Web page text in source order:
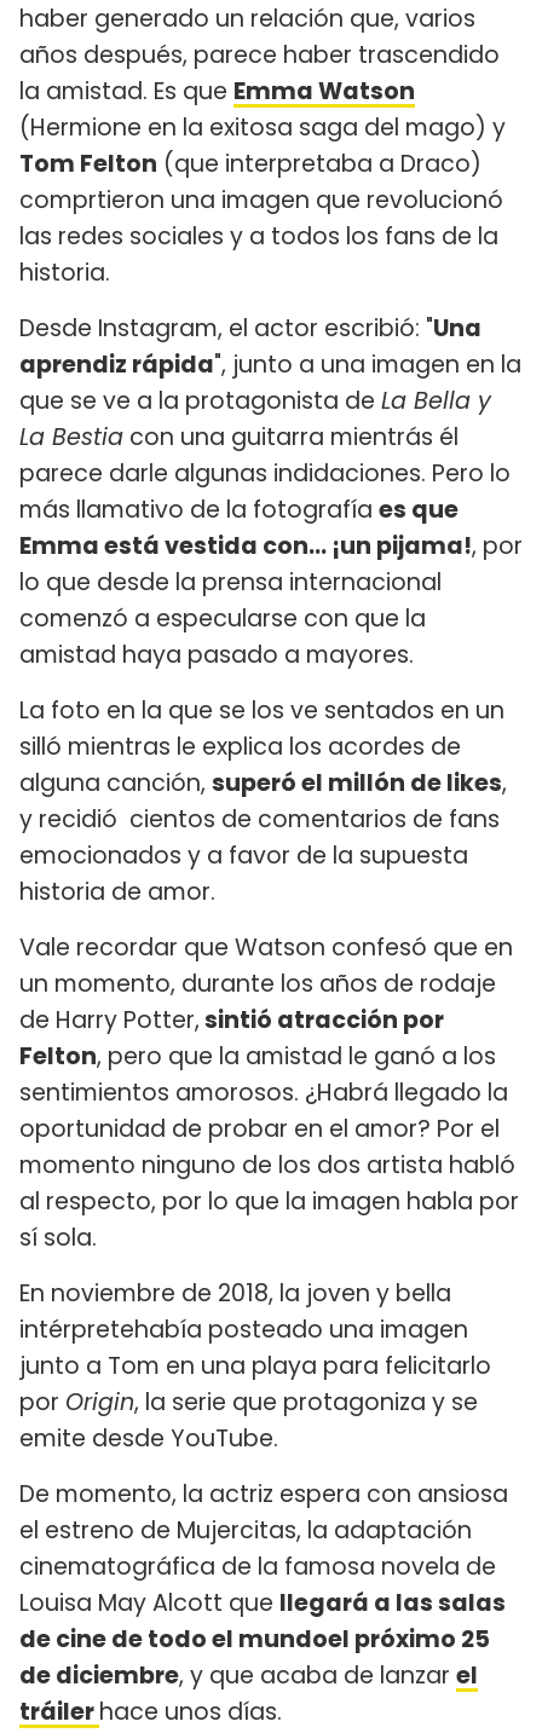
haber generado un relación que, varios
años después, parece haber trascendido
la amistad. Es que Emma Watson
(Hermione en la exitosa saga del mago) y
Tom Felton (que interpretaba a Draco)
comprtieron una imagen que revolucionó
las redes sociales y a todos los fans de la
historia.
Desde Instagram, el actor escribió: "Una
aprendiz rápida", junto a una imagen en la
que se ve a la protagonista de La Bella y
La Bestia con una guitarra mientrás él
parece darle algunas indidaciones. Pero lo
más llamativo de la fotografía es que
Emma está vestida con... ¡un pijama!, por
lo que desde la prensa internacional
comenzó a especularse con que la
amistad haya pasado a mayores.
La foto en la que se los ve sentados en un
silló mientras le explica los acordes de
alguna canción, superó el millón de likes,
y recidió cientos de comentarios de fans
emocionados y a favor de la supuesta
historia de amor.
Vale recordar que Watson confesó que en
un momento, durante los años de rodaje
de Harry Potter,sintió atracción por
Felton, pero que la amistad le ganó a los
sentimientos amorosos. ¿Habrá llegado la
oportunidad de probar en el amor? Por el
momento ninguno de los dos artista habló
al respecto, por lo que la imagen habla por
sí sola.
En noviembre de 2018, la joven y bella
intérpretehabía posteado una imagen
junto a Tom en una playa para felicitarlo
por Origin, la serie que protagoniza y se
emite desde YouTube.
De momento, la actriz espera con ansiosa
el estreno de Mujercitas, la adaptación
cinematográfica de la famosa novela de
Louisa May Alcott que llegará a las salas
de cine de todo el mundoel próximo 25
de diciembre, y que acaba de lanzar el
tráilerhace unos días.